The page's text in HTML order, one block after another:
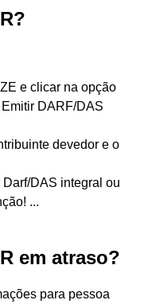
e clicar na opção
DARF/DAS
devedor e o
DAS integral ou
...
em atraso?
para pessoa